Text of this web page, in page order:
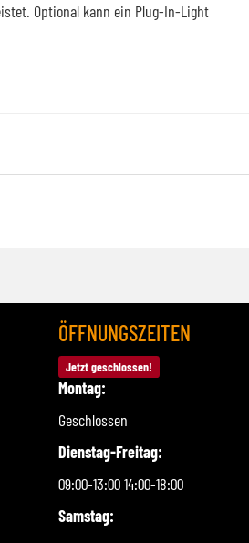
Optional kann ein Plug-In-Light
ÖFFNUNGSZEITEN
Jetzt geschlossen!
Montag:
Geschlossen
Dienstag-Freitag:
09:00-13:00 14:00-18:00
Samstag: